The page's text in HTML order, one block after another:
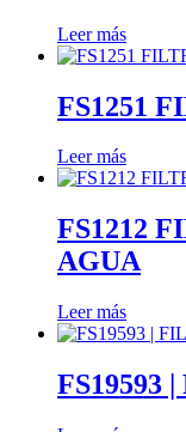
Leer más
FS1251
Leer más
FS1212
AGUA
Leer más
FS19593